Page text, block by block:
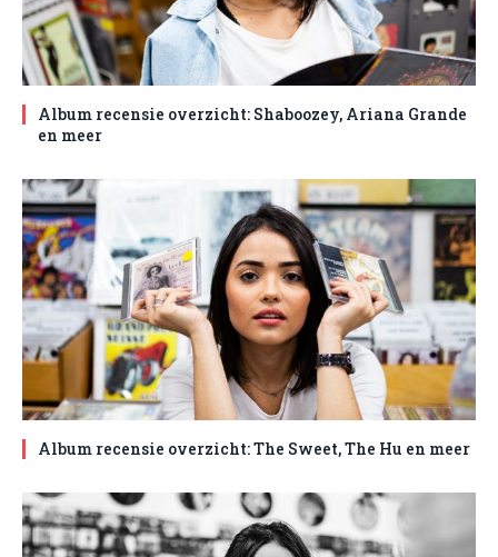
Album recensie overzicht: Shaboozey, Ariana Grande
en meer
Album recensie overzicht: The Sweet, The Hu en meer